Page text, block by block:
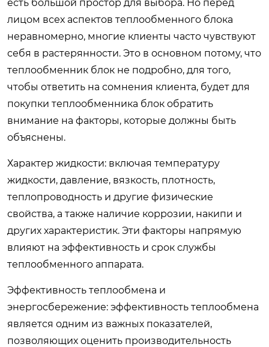
есть большой простор для выбора. Но перед
лицом всех аспектов теплообменного блока
неравномерно, многие клиенты часто чувствуют
себя в растерянности. Это в основном потому, что
теплообменник блок не подробно, для того,
чтобы ответить на сомнения клиента, будет для
покупки теплообменника блок обратить
внимание на факторы, которые должны быть
объяснены.
Характер жидкости: включая температуру
жидкости, давление, вязкость, плотность,
теплопроводность и другие физические
свойства, а также наличие коррозии, накипи и
других характеристик. Эти факторы напрямую
влияют на эффективность и срок службы
теплообменного аппарата.
Эффективность теплообмена и
энергосбережение: эффективность теплообмена
является одним из важных показателей,
позволяющих оценить производительность